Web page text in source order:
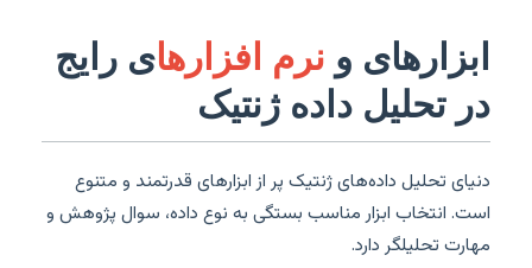
ابزارهای و نرم افزارهای رایج
در تحلیل داده ژنتیک
دنیای تحلیل داده‌های ژنتیک پر از ابزارهای قدرتمند و متنوع
است. انتخاب ابزار مناسب بستگی به نوع داده، سوال پژوهش و
مهارت تحلیلگر دارد.